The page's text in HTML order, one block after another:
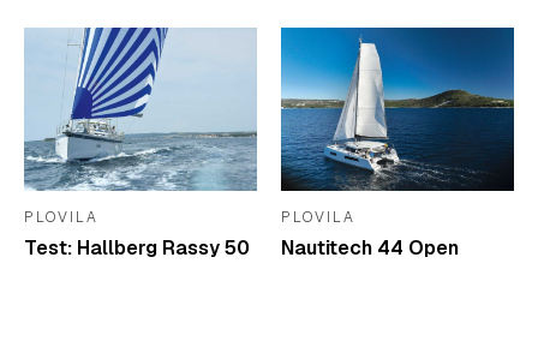
PLOVILA
Test: Hallberg Rassy 50
PLOVILA
Nautitech 44 Open